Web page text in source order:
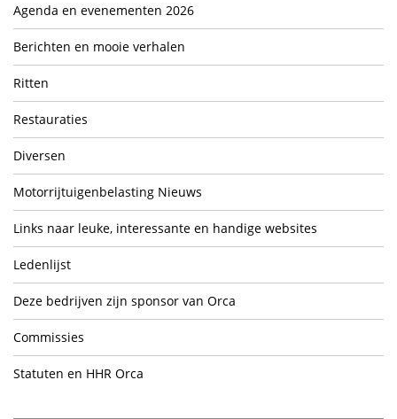
Agenda en evenementen 2026
Berichten en mooie verhalen
Ritten
Restauraties
Diversen
Motorrijtuigenbelasting Nieuws
Links naar leuke, interessante en handige websites
Ledenlijst
Deze bedrijven zijn sponsor van Orca
Commissies
Statuten en HHR Orca